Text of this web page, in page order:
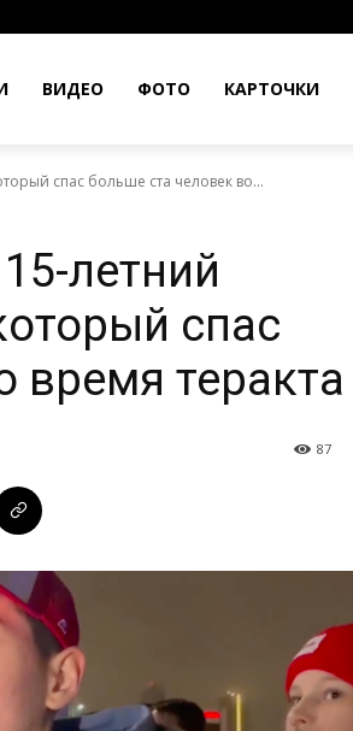
ВИДЕО ФОТО КАРТОЧКИ
спас больше ста человек во...
летний
спас
время теракта
87